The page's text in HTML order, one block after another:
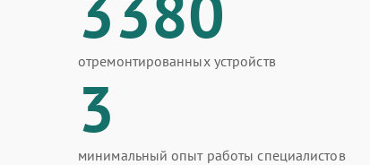
отремонтированных устройств
3
минимальный опыт работы специалистов